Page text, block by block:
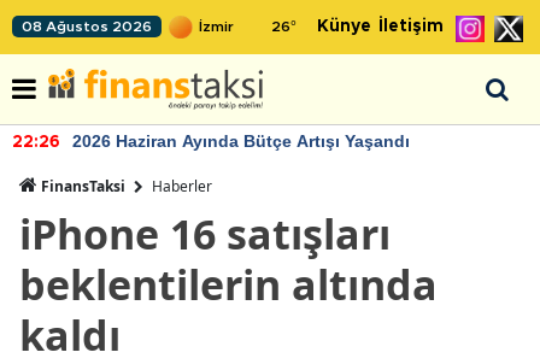
08 Ağustos 2026 26° Künye İletişim
22:26 2026 Haziran Ayında Bütçe Artışı Yaşandı
FinansTaksi Haberler
iPhone 16 satışları
beklentilerin altında
kaldı